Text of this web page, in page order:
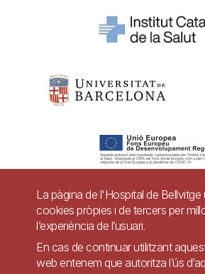
Pie
Contacte
Accessibilitat Avís legal
La pàgina de l'Hospital de Bellvitge
cookies pròpies i de tercers per
l’experiència de l’usuari.
En cas de continuar utilitzant
web entenem que autoritza l’ús